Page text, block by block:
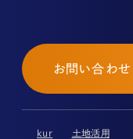
株式・株主情報
個人投資家の皆様へ
よくある質問・用語集
IRメール登録
免責事項
採用エントリー
お問い合わせ
kur 土地活用